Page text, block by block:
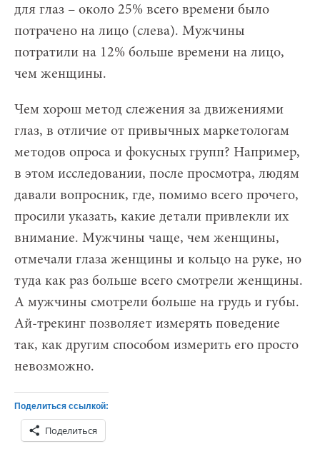
для глаз – около 25% всего времени было
потрачено на лицо (слева). Мужчины
потратили на 12% больше времени на лицо,
чем женщины.
Чем хорош метод слежения за движениями
глаз, в отличие от привычных маркетологам
методов опроса и фокусных групп? Например,
в этом исследовании, после просмотра, людям
давали вопросник, где, помимо всего прочего,
просили указать, какие детали привлекли их
внимание. Мужчины чаще, чем женщины,
отмечали глаза женщины и кольцо на руке, но
туда как раз больше всего смотрели женщины.
А мужчины смотрели больше на грудь и губы.
Ай-трекинг позволяет измерять поведение
так, как другим способом измерить его просто
невозможно.
Поделиться ссылкой:
Поделиться